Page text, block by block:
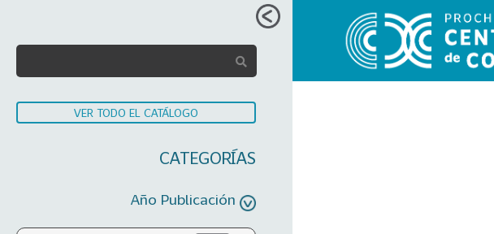
VER TODO EL CATÁLOGO
CATEGORÍAS
Año Publicación